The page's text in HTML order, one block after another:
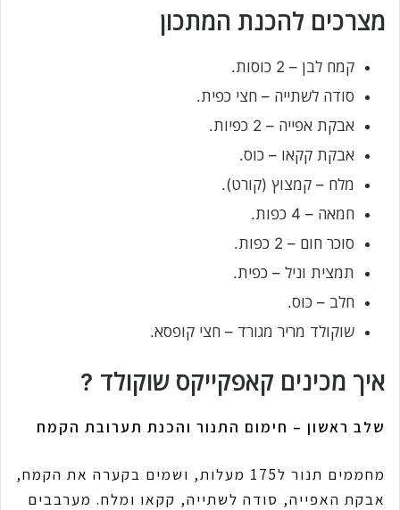
מצרכים להכנת המתכון
קמח לבן – 2 כוסות.
סודה לשתייה – חצי כפית.
אבקת אפייה – 2 כפיות.
אבקת קקאו – כוס.
מלח – קמצוץ (קורט).
חמאה – 4 כפות.
סוכר חום – 2 כפות.
תמצית וניל – כפית.
חלב – כוס.
שוקולד מריר מגורד – חצי קופסא.
איך מכינים קאפקייקס שוקולד ?
שלב ראשון – חימום התנור והכנת תערובת הקמח
מחממים תנור ל175 מעלות, ושמים בקערה את הקמח,
אבקת האפייה, סודה לשתייה, קקאו ומלח. מערבבים